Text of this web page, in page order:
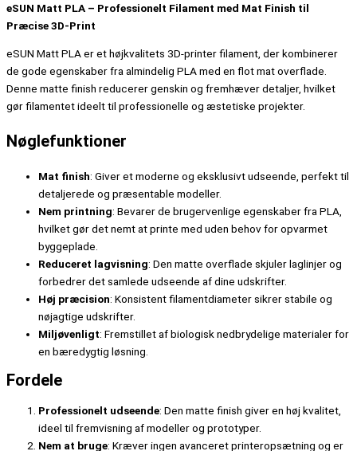
eSUN Matt PLA – Professionelt Filament med Mat Finish til
Præcise 3D-Print
eSUN Matt PLA er et højkvalitets 3D-printer filament, der kombinerer
de gode egenskaber fra almindelig PLA med en flot mat overflade.
Denne matte finish reducerer genskin og fremhæver detaljer, hvilket
gør filamentet ideelt til professionelle og æstetiske projekter.
Nøglefunktioner
Mat finish: Giver et moderne og eksklusivt udseende, perfekt til
detaljerede og præsentable modeller.
Nem printning: Bevarer de brugervenlige egenskaber fra PLA,
hvilket gør det nemt at printe med uden behov for opvarmet
byggeplade.
Reduceret lagvisning: Den matte overflade skjuler laglinjer og
forbedrer det samlede udseende af dine udskrifter.
Høj præcision: Konsistent filamentdiameter sikrer stabile og
nøjagtige udskrifter.
Miljøvenligt: Fremstillet af biologisk nedbrydelige materialer for
en bæredygtig løsning.
Fordele
Professionelt udseende: Den matte finish giver en høj kvalitet,
ideel til fremvisning af modeller og prototyper.
Nem at bruge: Kræver ingen avanceret printeropsætning og er